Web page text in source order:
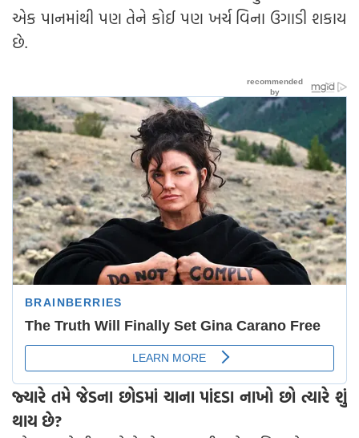
એક પાનમાંથી પણ તેને કોઈ પણ ખર્ચ વિના ઉગાડી શકાય
છે.
જ્યારે તમે જેડના છોડમાં ચાના પાંદડા નાખો છો ત્યારે શું
થાય છે?